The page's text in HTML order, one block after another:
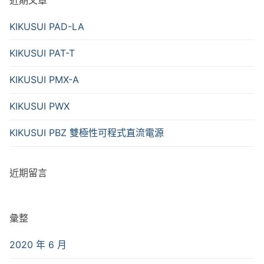
KIKUSUI PAD-LA
KIKUSUI PAT-T
KIKUSUI PMX-A
KIKUSUI PWX
KIKUSUI PBZ 雙極性可程式直流電源
近期留言
彙整
2020 年 6 月